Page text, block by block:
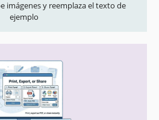
imágenes y reemplaza el texto de
ejemplo